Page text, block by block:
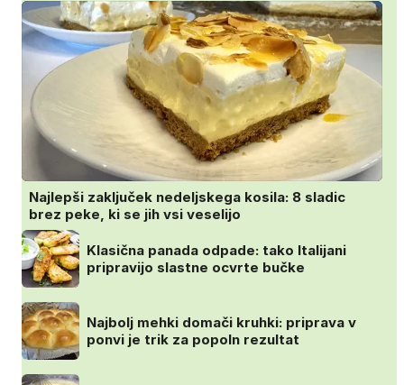
Najlepši zaključek nedeljskega kosila: 8 sladic
brez peke, ki se jih vsi veselijo
Klasična panada odpade: tako Italijani
pripravijo slastne ocvrte bučke
Najbolj mehki domači kruhki: priprava v
ponvi je trik za popoln rezultat